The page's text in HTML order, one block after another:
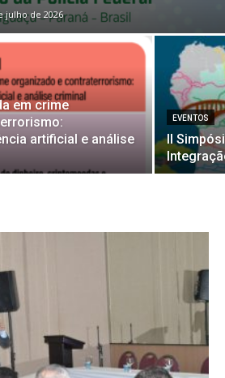
julho de 2026
em crime
artificial e análise
EVENTOS
II